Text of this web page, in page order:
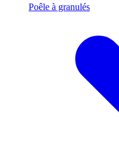
Poêle à granulés